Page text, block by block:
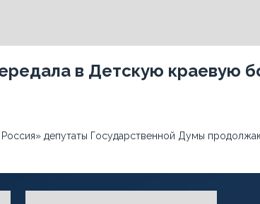
в Детскую краевую
депутаты Государственной Думы